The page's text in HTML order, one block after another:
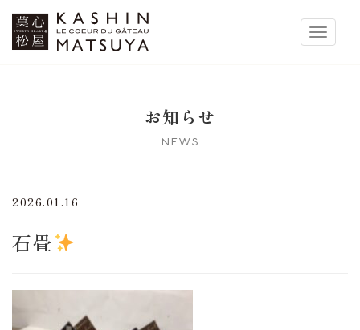
お知らせ
NEWS
2026.01.16
石畳